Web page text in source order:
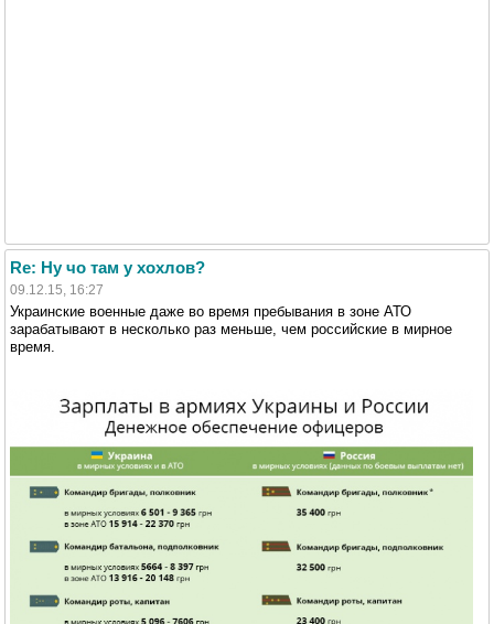
Re: Ну чо там у хохлов?
09.12.15, 16:27
Украинские военные даже во время пребывания в зоне АТО
зарабатывают в несколько раз меньше, чем российские в мирное
время.